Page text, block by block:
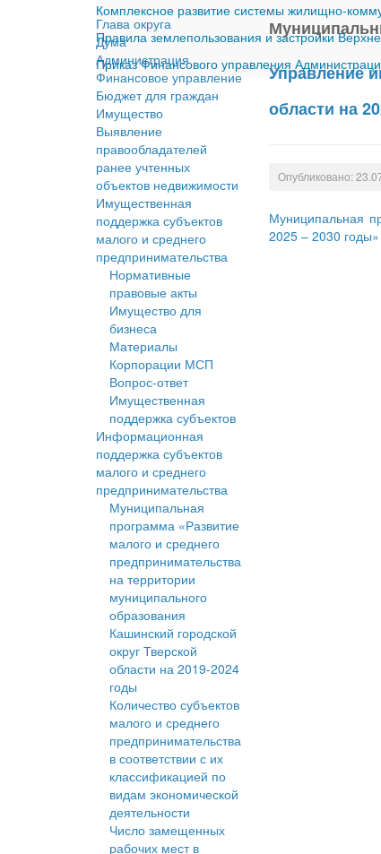
Комплексное развитие системы жилищно-
Правила землепользования и застройки
Приказ Финансового управления
Глава округа
Дума
Администрация
Финансовое управление
Бюджет для граждан
Имущество
Выявление
правообладателей
ранее учтенных
объектов недвижимости
Имущественная
поддержка субъектов
малого и среднего
предпринимательства
Нормативные
правовые акты
Имущество для
бизнеса
Материалы
Корпорации МСП
Вопрос-ответ
Имущественная
поддержка субъектов
Информационная
поддержка субъектов
малого и среднего
предпринимательства
Муниципальная
программа «Развитие
малого и среднего
предпринимательства
на территории
муниципального
образования
Кашинский городской
округ Тверской
области на 2019-2024
годы
Количество субъектов
малого и среднего
предпринимательства
в соответствии с их
классификацией по
видам экономической
деятельности
Число замещенных
рабочих мест в
Управление
области на
Опубликовано:
Муниципальная
2025 – 2030 годы»